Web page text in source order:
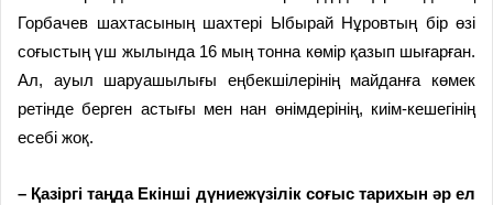
Горбачев шахтасының шахтері Ыбырай Нұровтың бір өзі
соғыстың үш жылында 16 мың тонна көмір қазып шығарған.
Ал, ауыл шаруашылығы еңбекшілерінің майданға көмек
ретінде берген астығы мен нан өнімдерінің, киім-кешегінің
есебі жоқ.
– Қазіргі таңда Екінші дүниежүзілік соғыс тарихын әр ел